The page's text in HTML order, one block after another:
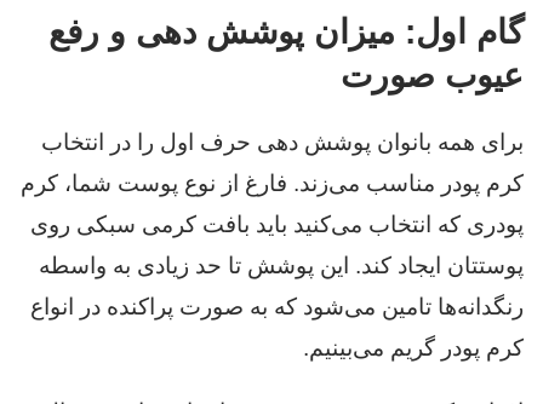
گام اول: میزان پوشش دهی و رفع
عیوب صورت
برای همه بانوان پوشش دهی حرف اول را در انتخاب
کرم پودر مناسب می‌زند. فارغ از نوع پوست شما، کرم
پودری که انتخاب می‌کنید باید بافت کرمی سبکی روی
پوستتان ایجاد کند. این پوشش تا حد زیادی به واسطه
رنگدانه‌ها تامین می‌شود که به صورت پراکنده در انواع
کرم پودر گریم می‌بینیم.